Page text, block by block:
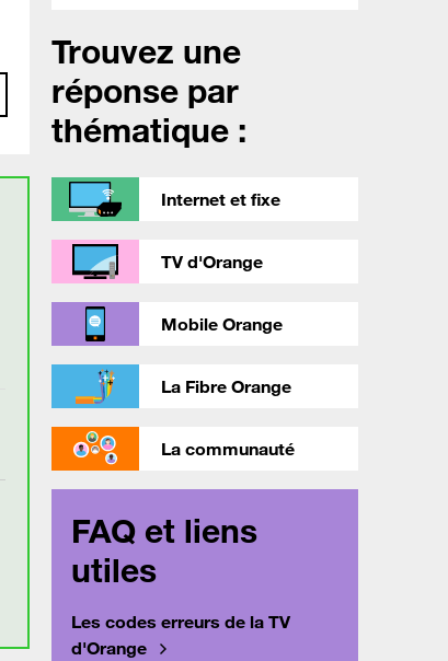
Trouvez une
réponse par
thématique :
Internet et fixe
TV d'Orange
Mobile Orange
La Fibre Orange
La communauté
FAQ et liens
utiles
Les codes erreurs de la TV
d'Orange